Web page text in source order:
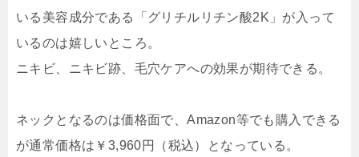
いる美容成分である「グリチルリチン酸2K」が入って
いるのは嬉しいところ。
ニキビ、ニキビ跡、毛穴ケアへの効果が期待できる。
ネックとなるのは価格面で、Amazon等でも購入できる
が通常価格は￥3,960円（税込）となっている。